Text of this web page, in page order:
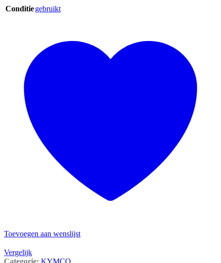
Conditiegebruikt
Toevoegen aan wenslijst
Vergelijk